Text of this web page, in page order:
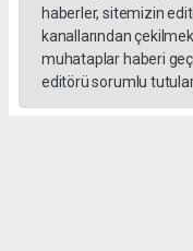
haberler, sitemizin
kanallarından
muhataplar haberi
editörü sorumlu